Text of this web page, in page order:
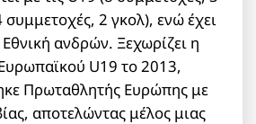
συμμετοχές, 2 γκολ), ενώ έχει
Εθνική ανδρών. Ξεχωρίζει η
U19 το 2013,
Πρωταθλητής Ευρώπης με
αποτελώντας μέλος μιας